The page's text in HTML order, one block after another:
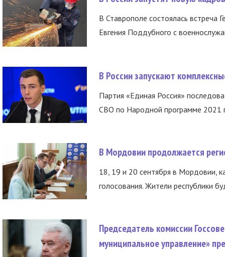
В Ставрополе состоялась встреча
Евгения Поддубного с
В России запускают
Партия «Единая Россия»
СВО по Народной программе 2021
В Мордовии продолжается
18, 19 и 20 сентября в Мордовии,
голосования. Жители республики
Председатель комиссии
муниципальное управление»